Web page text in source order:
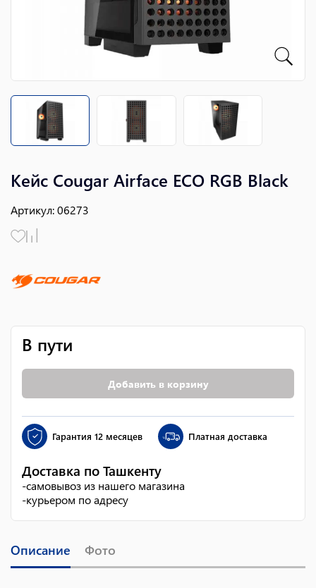
Кейс Cougar Airface ECO RGB Black
Артикул:06273
В пути
Добавить в корзину
Гарантия 12 месяцев Платная доставка
Доставка по Ташкенту
-самовывоз из нашего магазина
-курьером по адресу
Описание Фото